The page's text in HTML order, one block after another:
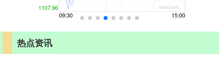
热点资讯